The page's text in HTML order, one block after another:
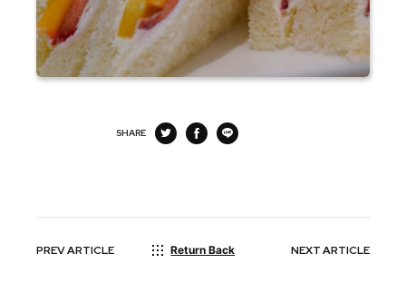
SHARE
PREVARTICLE Return Back NEXTARTICLE